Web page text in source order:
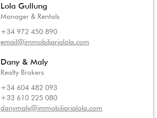
Lola Gullung
Manager & Rentals
+34 972 450 890
email@immobiliarialola.com
Dany & Maly
Realty Brokers
+34 604 482 093
+33 610 225 080
danymaly@immobiliarialola.com